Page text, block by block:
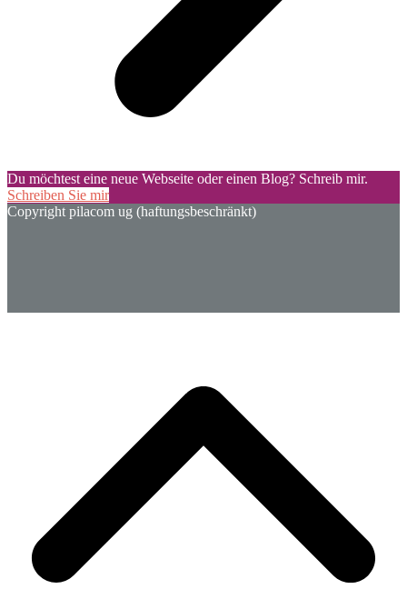
Du möchtest eine neue Webseite oder einen Blog? Schreib mir.
Schreiben Sie mir
Copyright pilacom ug (haftungsbeschränkt)